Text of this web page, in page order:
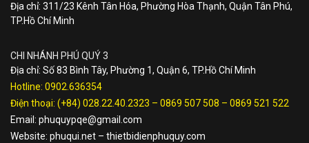
Địa chỉ: 311/23 Kênh Tân Hóa, Phường Hòa Thạnh, Quận Tân Phú,
TP.Hồ Chí Minh
CHI NHÁNH PHÚ QUÝ 3
Địa chỉ: Số 83 Bình Tây, Phường 1, Quận 6, TP.Hồ Chí Minh
Hotline: 0902.636354
Điện thoại: (+84) 028.22.40.2323 – 0869 507 508 – 0869 521 522
Email: phuquypqe@gmail.com
Website: phuqui.net – thietbidienphuquy.com